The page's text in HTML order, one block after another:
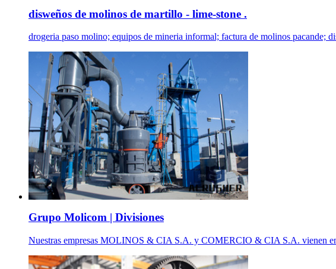
disweños de molinos de martillo - lime-stone .
drogeria paso molino; equipos de mineria informal; factura de molinos pacande;
Grupo Molicom | Divisiones
Nuestras empresas MOLINOS & CIA S.A. y COMERCIO & CIA S.A. vienen